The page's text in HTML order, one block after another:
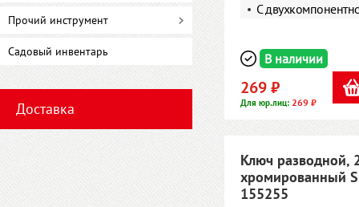
Прочий инструмент
Садовый инвентарь
Доставка
С
В наличии
269 ₽
Для юр.лиц: 269 ₽
Ключ разводной,
хромированный
155255